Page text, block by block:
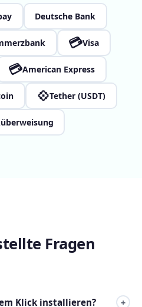
Deutsche Bank
💳Visa
💳American Express
💠Tether (USDT)
Fragen
Klick installieren? +